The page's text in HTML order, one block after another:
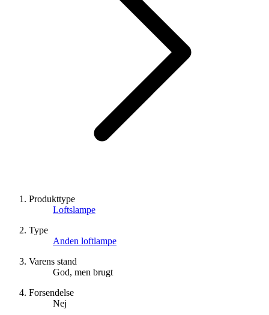
Produkttype
Loftslampe
Type
Anden loftlampe
Varens stand
God, men brugt
Forsendelse
Nej